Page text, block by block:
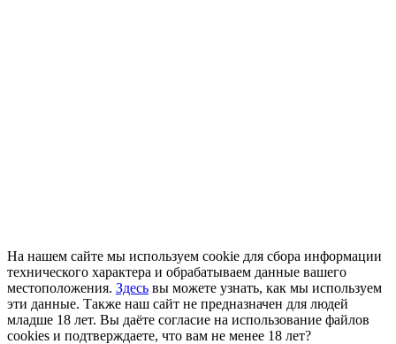
На нашем сайте мы используем cookie для сбора информации
технического характера и обрабатываем данные вашего
местоположения. Здесь вы можете узнать, как мы используем
эти данные. Также наш сайт не предназначен для людей
младше 18 лет. Вы даёте согласие на использование файлов
cookies и подтверждаете, что вам не менее 18 лет?